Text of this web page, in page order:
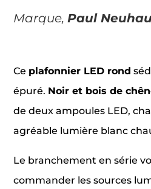
Marque,Paul
Ce plafonnier LED rond
épuré. Noir et bois de
de deux ampoules LED,
agréable lumière blanc
Le branchement en série
commander les sources